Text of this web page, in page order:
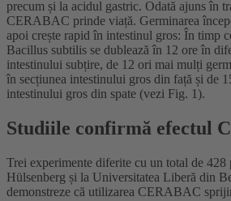
precum și la acidul gastric. Odată ajuns în
CERABAC prinde viață. Germinarea
apoi crește rapid în intestinul gros: În timp
Bacillus subtilis se dublează în 12 ore în
intestinului subțire, de 12 ori mai mulți
în secțiunea intestinului gros din față și de
intestinului gros din spate (vezi Fig. 1).
Studiile confirmă efectul
Trei experimente diferite cu un total de 428
Hülsenberg și la Universitatea Liberă din
demonstreze că utilizarea CERABAC